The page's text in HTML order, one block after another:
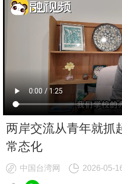
两岸交流从青年就抓
常态化
中国台湾网 2026-05-